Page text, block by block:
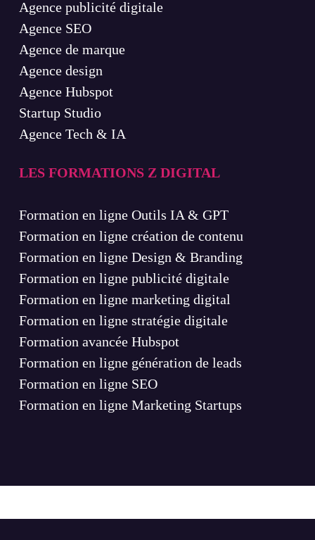
Agence publicité digitale
Agence SEO
Agence de marque
Agence design
Agence Hubspot
Startup Studio
Agence Tech & IA
LES FORMATIONS Z DIGITAL
Formation en ligne Outils IA & GPT
Formation en ligne création de contenu
Formation en ligne Design & Branding
Formation en ligne publicité digitale
Formation en ligne marketing digital
Formation en ligne stratégie digitale
Formation avancée Hubspot
Formation en ligne génération de leads
Formation en ligne SEO
Formation en ligne Marketing Startups